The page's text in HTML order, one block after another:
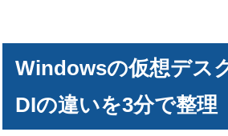
Windowsの仮想デス
DIの違いを3分で整理